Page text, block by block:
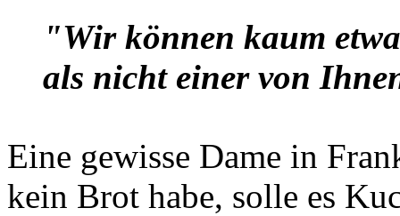
"Wir können kaum
als nicht einer von
Eine gewisse Dame in
kein Brot habe, solle es